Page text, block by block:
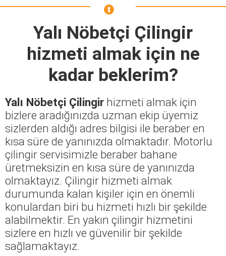
Yalı Nöbetçi Çilingir
hizmeti almak için ne
kadar beklerim?
Yalı Nöbetçi Çilingir hizmeti almak için
bizlere aradığınızda uzman ekip üyemiz
sizlerden aldığı adres bilgisi ile beraber en
kısa süre de yanınızda olmaktadır. Motorlu
çilingir servisimizle beraber bahane
üretmeksizin en kısa süre de yanınızda
olmaktayız. Çilingir hizmeti almak
durumunda kalan kişiler için en önemli
konulardan biri bu hizmeti hızlı bir şekilde
alabilmektir. En yakın çilingir hizmetini
sizlere en hızlı ve güvenilir bir şekilde
sağlamaktayız.